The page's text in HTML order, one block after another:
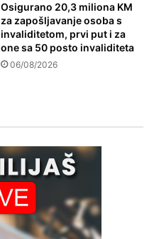
Osigurano 20,3 miliona KM
za zapošljavanje osoba s
invaliditetom, prvi put i za
one sa 50 posto invaliditeta
06/08/2026